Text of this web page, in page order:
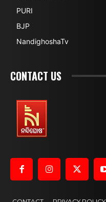
PURI
BJP
NandighoshaTv
CONTACT US